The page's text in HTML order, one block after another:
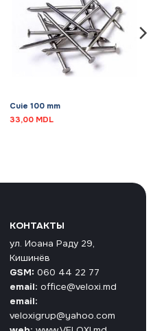
Cuie 100 mm
33,00 MDL
КОНТАКТЫ
ул. Иоана Раду 29,
Кишинёв
GSM: 060 44 22 77
email: office@veloxi.md
email:
veloxigrup@yahoo.com